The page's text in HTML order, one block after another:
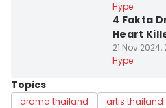
Hype
4 Fakta
Heart
21 Nov 2024,
Hype
Topics
drama thailand artis thailand